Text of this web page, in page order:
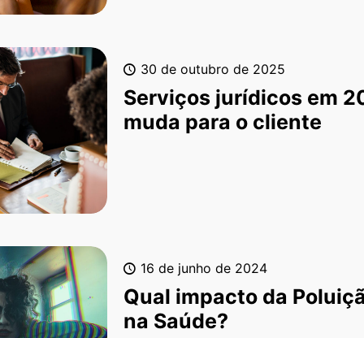
30 de outubro de 2025
Serviços jurídicos em
muda para o cliente
16 de junho de 2024
Qual impacto da
na Saúde?